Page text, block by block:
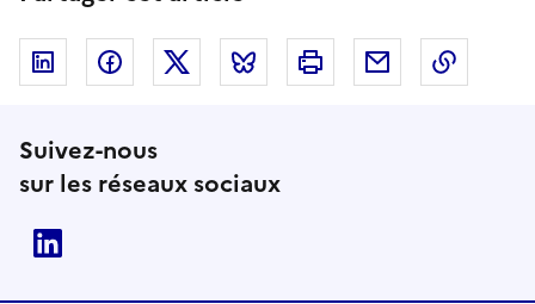
Linkedin FacebookTwitter Bluesky Imprimer Courriel
Suivez-nous
sur les réseaux sociaux